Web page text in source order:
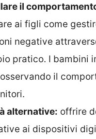
il
ai figli come
negative
pratico. I bambini
il
alternative: offrire
ai dispositivi